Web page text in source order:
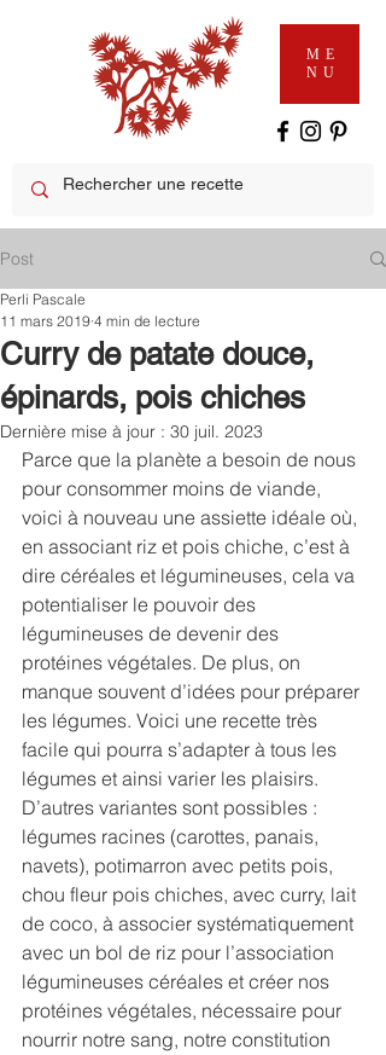
ME
NU
Post
Curry de patate douce,
épinards, pois chiches
Perli Pascale
11 mars 2019 4 min de lecture
Dernière mise à jour : 30 juil. 2023
Parce que la planète a besoin de nous
pour consommer moins de viande,
voici à nouveau une assiette idéale où,
en associant riz et pois chiche, c’est à
dire céréales et légumineuses, cela va
potentialiser le pouvoir des
légumineuses de devenir des
protéines végétales. De plus, on
manque souvent d’idées pour préparer
les légumes. Voici une recette très
facile qui pourra s’adapter à tous les
légumes et ainsi varier les plaisirs.
D’autres variantes sont possibles :
légumes racines (carottes, panais,
navets), potimarron avec petits pois,
chou fleur pois chiches, avec curry, lait
de coco, à associer systématiquement
avec un bol de riz pour l’association
légumineuses céréales et créer nos
protéines végétales, nécessaire pour
nourrir notre sang, notre constitution